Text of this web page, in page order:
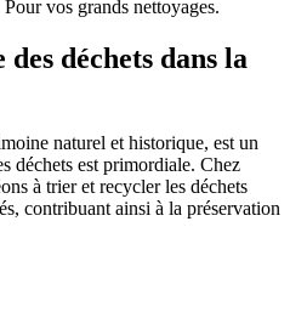
Pour vos grands nettoyages.
déchets dans la
naturel et historique, est un
déchets est primordiale. Chez
à trier et recycler les déchets
contribuant ainsi à la préservation